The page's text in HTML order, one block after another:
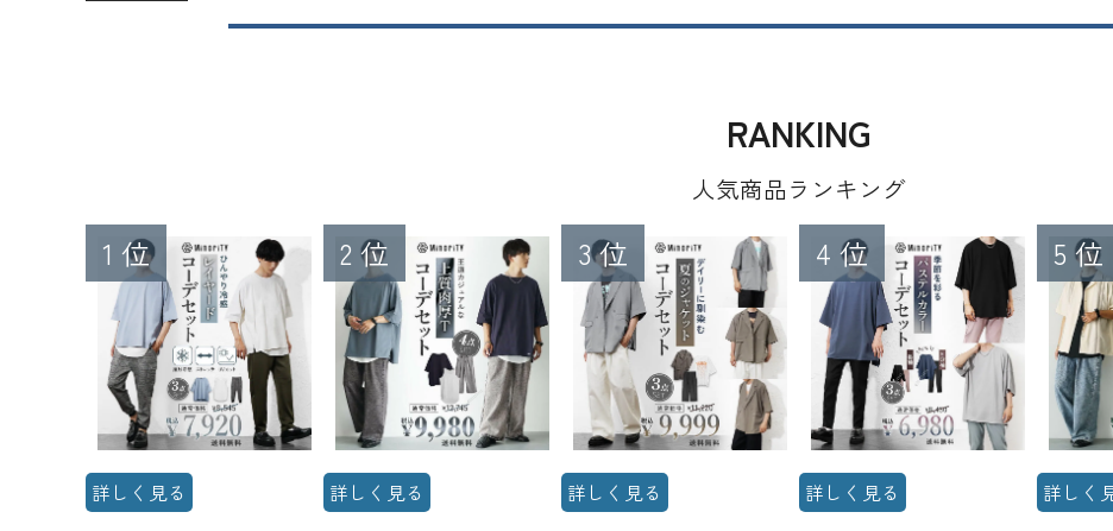
RANKING
人気商品ランキング
詳しく見る 詳しく見る 詳しく見る 詳しく見る 詳しく